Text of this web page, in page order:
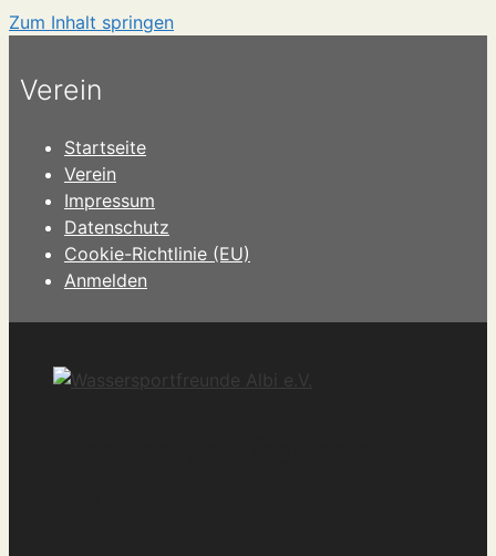
Zum Inhalt springen
Verein
Startseite
Verein
Impressum
Datenschutz
Cookie-Richtlinie (EU)
Anmelden